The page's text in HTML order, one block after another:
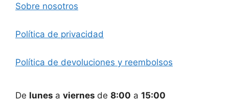
Sobre nosotros
Política de privacidad
Política de devoluciones y reembolsos
De lunes a viernes de 8:00 a 15:00